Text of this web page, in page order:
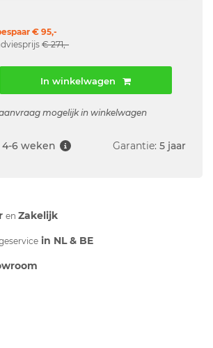
€ 95,-
€ 271,-
In winkelwagen
mogelijk in winkelwagen
4-6 weken Garantie: 5 jaar
en Zakelijk
in NL & BE